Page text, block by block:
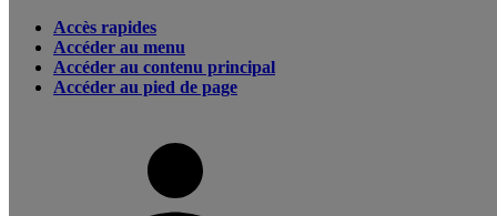
Accès rapides
Accéder au menu
Accéder au contenu principal
Accéder au pied de page